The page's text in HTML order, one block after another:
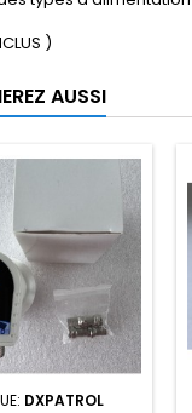
)
AUSSI
DXPATROL